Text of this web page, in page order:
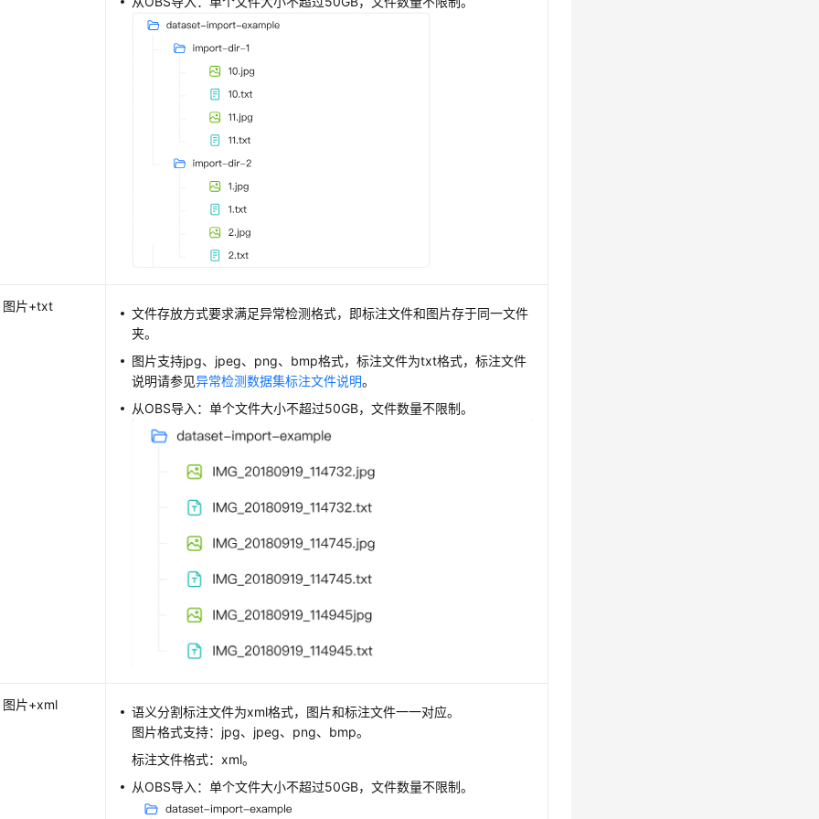
图片+txt
文件存放方式要求满足异常检测格式，即标注文件和图片存于同一文件
夹。
图片支持jpg、jpeg、png、bmp格式，标注文件为txt格式，标注文件
说明请参见异常检测数据集标注文件说明。
从OBS导入：单个文件大小不超过50GB，文件数量不限制。
图片+xml
语义分割标注文件为xml格式，图片和标注文件一一对应。
图片格式支持：jpg、jpeg、png、bmp。
标注文件格式：xml。
从OBS导入：单个文件大小不超过50GB，文件数量不限制。